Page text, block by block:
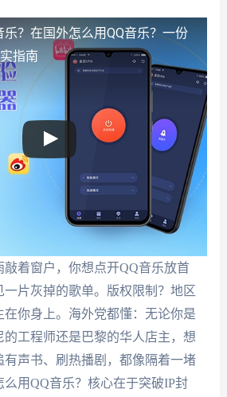
？ 在国外怎么用QQ音乐？一份
指南
敲着窗户，你想点开QQ音乐放首
一片灰掉的歌单。版权限制？地区
在你身上。海外党都懂：无论你是
工程师还是巴黎的华人店主，想
有声书、刷热播剧，都像隔着一堵
用QQ音乐？核心在于突破IP封